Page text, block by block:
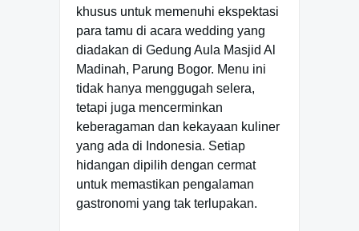
khusus untuk memenuhi ekspektasi
para tamu di acara wedding yang
diadakan di Gedung Aula Masjid Al
Madinah, Parung Bogor. Menu ini
tidak hanya menggugah selera,
tetapi juga mencerminkan
keberagaman dan kekayaan kuliner
yang ada di Indonesia. Setiap
hidangan dipilih dengan cermat
untuk memastikan pengalaman
gastronomi yang tak terlupakan.